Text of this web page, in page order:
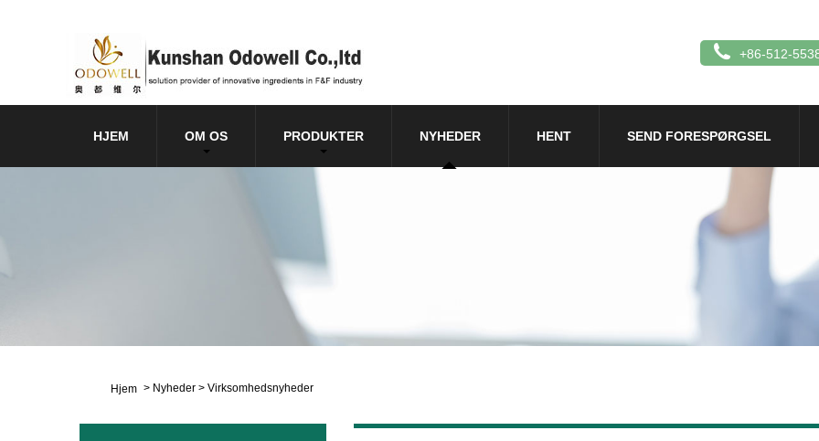
+86-512-
HJEM OM OS PRODUKTER NYHEDER HENT SEND FORESPØRGSEL
Hjem > Nyheder > Virksomhedsnyheder